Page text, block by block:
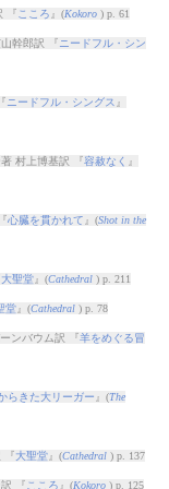
『 こころ 』(Kokoro) p. 61
幹郎訳 『 ニードフル・シン
ニードフル・シングス 』
村上博基訳 『容赦なく 』
心臓を貫かれて 』(Shot in the
大聖堂』(Cathedral) p. 211
堂』(Cathedral) p. 78
ンバウム訳 『羊をめぐる冒
らきた大リーガー 』(The
『大聖堂』(Cathedral) p. 137
『 こころ 』(Kokoro) p. 125